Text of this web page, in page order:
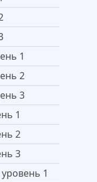
1
2
3
1
2
3
1